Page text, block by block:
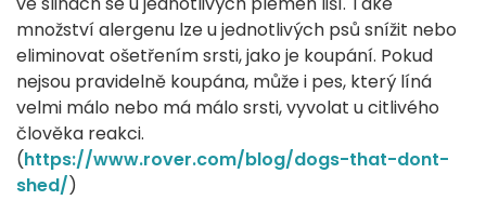
množství alergenu lze u jednotlivých psů snížit nebo
eliminovat ošetřením srsti, jako je koupání. Pokud
nejsou pravidelně koupána, může i pes, který líná
velmi málo nebo má málo srsti, vyvolat u citlivého
člověka reakci.
(https://www.rover.com/blog/dogs-that-dont-
shed/)